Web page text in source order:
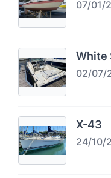
07/01/
White
02/07/
X-43
24/10/